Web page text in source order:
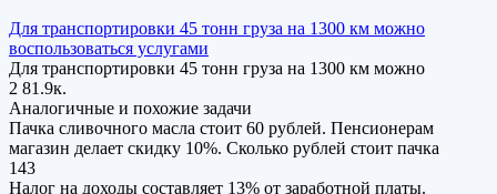
Для транспортировки 45 тонн груза на 1300 км можно
воспользоваться услугами
Для транспортировки 45 тонн груза на 1300 км можно
2 81.9к.
Аналогичные и похожие задачи
Пачка сливочного масла стоит 60 рублей. Пенсионерам
магазин делает скидку 10%. Сколько рублей стоит пачка
143
Налог на доходы составляет 13% от заработной платы.